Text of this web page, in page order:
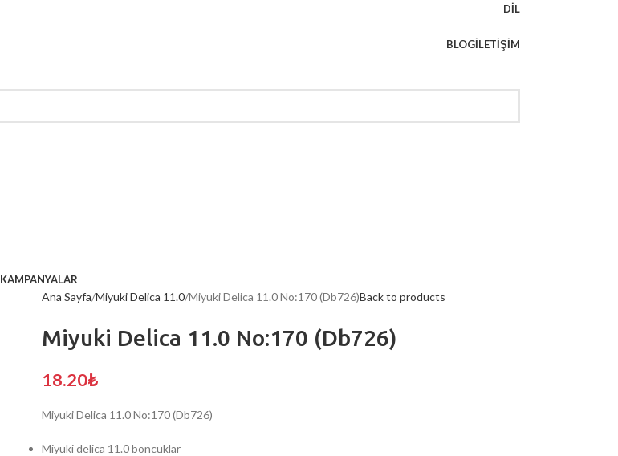
DIL
BLOGİLETIŞIM
KAMPANYALAR
Ana Sayfa Miyuki Delica 11.0 Miyuki Delica 11.0 No:170 (Db726)Back to products
Miyuki Delica 11.0 No:170 (Db726)
18.20₺
Miyuki Delica 11.0 No:170 (Db726)
Miyuki delica 11.0 boncuklar